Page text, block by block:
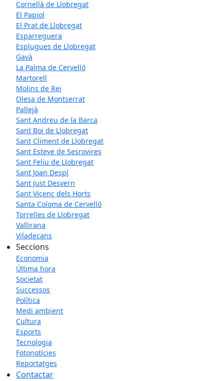
Cornellà de Llobregat
El Papiol
El Prat de Llobregat
Esparreguera
Esplugues de Llobregat
Gavà
La Palma de Cervelló
Martorell
Molins de Rei
Olesa de Montserrat
Pallejà
Sant Andreu de la Barca
Sant Boi de Llobregat
Sant Climent de Llobregat
Sant Esteve de Sesrovires
Sant Feliu de Llobregat
Sant Joan Despí
Sant Just Desvern
Sant Vicenç dels Horts
Santa Coloma de Cervelló
Torrelles de Llobregat
Vallirana
Viladecans
Seccions
Economia
Última hora
Societat
Successos
Política
Medi ambient
Cultura
Esports
Tecnologia
Fotonotícies
Reportatges
Contactar